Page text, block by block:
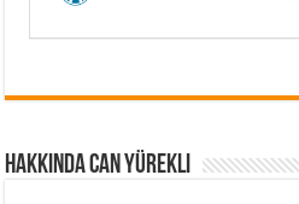
Hakkında Can Yürekli